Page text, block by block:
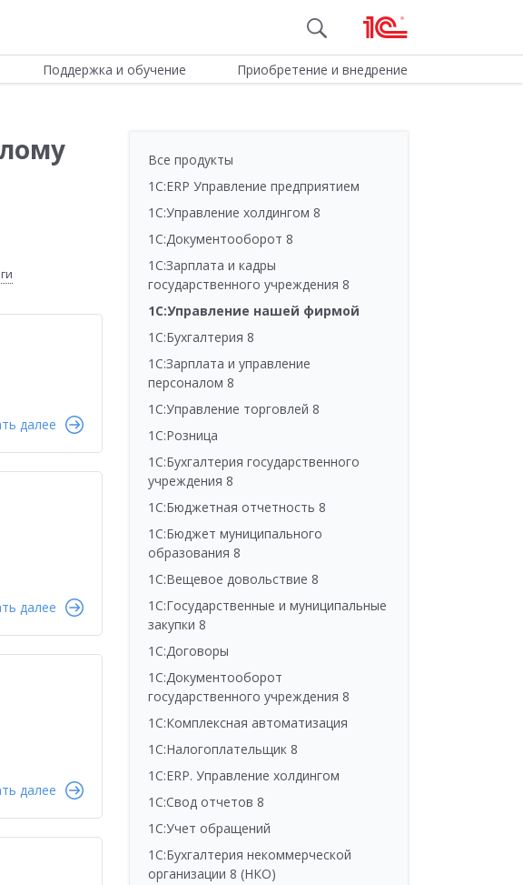
Поддержка и обучение Приобретение и внедрение
далее
далее
далее
Все продукты
1С:ERP Управление предприятием
1С:Управление холдингом 8
1С:Документооборот 8
1С:Зарплата и кадры
государственного учреждения 8
1С:Управление нашей фирмой
1С:Бухгалтерия 8
1С:Зарплата и управление
персоналом 8
1С:Управление торговлей 8
1С:Розница
1С:Бухгалтерия государственного
учреждения 8
1С:Бюджетная отчетность 8
1С:Бюджет муниципального
образования 8
1С:Вещевое довольствие 8
1С:Государственные и муниципальные
закупки 8
1С:Договоры
1С:Документооборот
государственного учреждения 8
1С:Комплексная автоматизация
1С:Налогоплательщик 8
1С:ERP. Управление холдингом
1С:Свод отчетов 8
1С:Учет обращений
1С:Бухгалтерия некоммерческой
организации 8 (НКО)